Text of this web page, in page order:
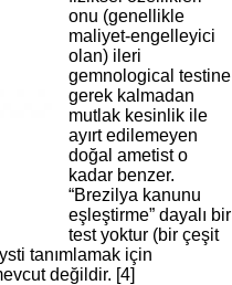
onu (genellikle
maliyet-engelleyici
olan) ileri
gemnological testine
gerek kalmadan
mutlak kesinlik ile
ayırt edilemeyen
doğal ametist o
kadar benzer.
“Brezilya kanunu
eşleştirme” dayalı bir
test yoktur (bir çeşit
tanımlamak için
değildir. [4]